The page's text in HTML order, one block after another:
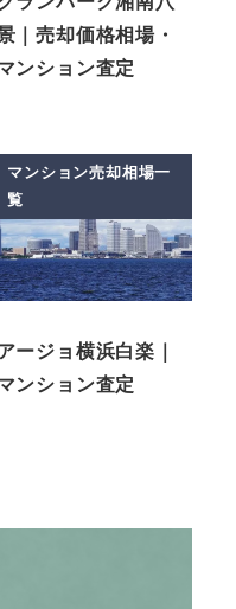
｜売却価格相場・
ンション査定
マンション売却相場一
覧
ージョ横浜白楽｜
ンション査定